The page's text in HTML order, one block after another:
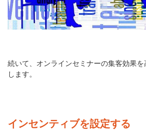
続いて、オンラインセミナーの集客効果
します。
インセンティブを設定する